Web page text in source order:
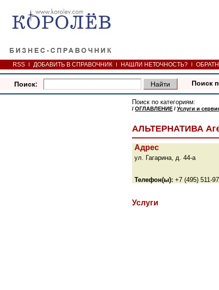
RSS ДОБАВИТЬ В СПРАВОЧНИК НАШЛИ НЕТОЧНОСТЬ?
Поиск: Поиск
Поиск по категориям:
/ ОГЛАВЛЕНИЕ / Услуги и
АЛЬТЕРНАТИВА
Адрес
ул. Гагарина, д. 44-а
Телефон(ы): +7 (495) 511-
Услуги